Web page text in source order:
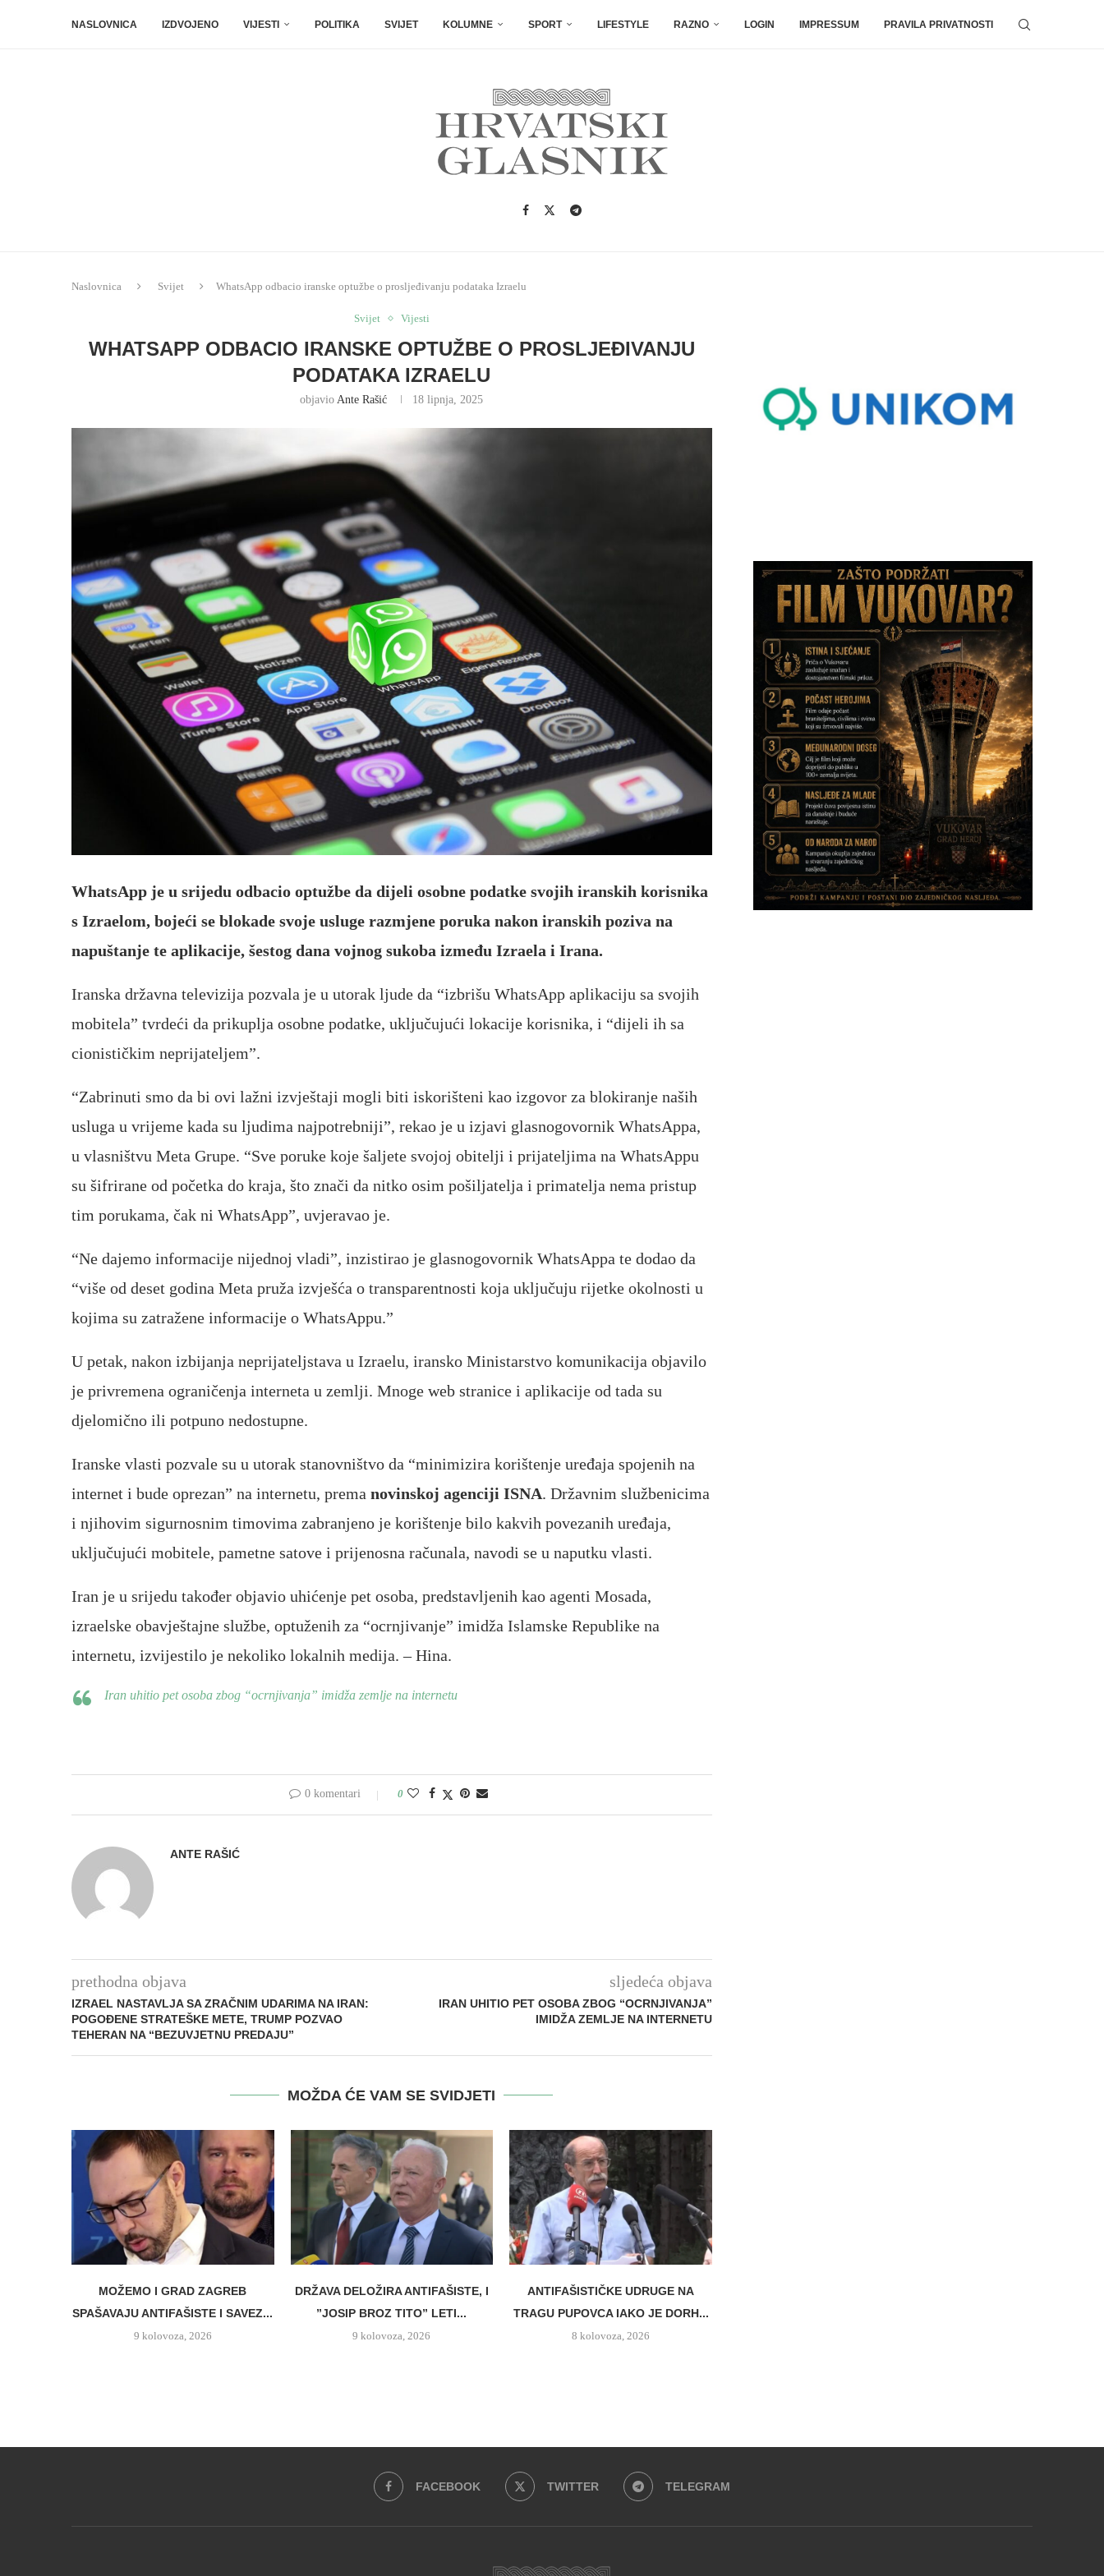
NASLOVNICA IZDVOJENO VIJESTI POLITIKA SVIJET KOLUMNE SPORT LIFESTYLE RAZNO LOGIN IMPRESSUM PRAVILA PRIVATNOSTI
Naslovnica Svijet WhatsApp odbacio iranske optužbe o prosljeđivanju podataka Izraelu
Svijet Vijesti
WHATSAPP ODBACIO IRANSKE OPTUŽBE O PROSLJEĐIVANJU
PODATAKA IZRAELU
objavioAnte Rašić 18 lipnja, 2025
WhatsApp je u srijedu odbacio optužbe da dijeli osobne podatke svojih iranskih korisnika
s Izraelom, bojeći se blokade svoje usluge razmjene poruka nakon iranskih poziva na
napuštanje te aplikacije, šestog dana vojnog sukoba između Izraela i Irana.
Iranska državna televizija pozvala je u utorak ljude da “izbrišu WhatsApp aplikaciju sa svojih
mobitela” tvrdeći da prikuplja osobne podatke, uključujući lokacije korisnika, i “dijeli ih sa
cionističkim neprijateljem”.
“Zabrinuti smo da bi ovi lažni izvještaji mogli biti iskorišteni kao izgovor za blokiranje naših
usluga u vrijeme kada su ljudima najpotrebniji”, rekao je u izjavi glasnogovornik WhatsAppa,
u vlasništvu Meta Grupe. “Sve poruke koje šaljete svojoj obitelji i prijateljima na WhatsAppu
su šifrirane od početka do kraja, što znači da nitko osim pošiljatelja i primatelja nema pristup
tim porukama, čak ni WhatsApp”, uvjeravao je.
“Ne dajemo informacije nijednoj vladi”, inzistirao je glasnogovornik WhatsAppa te dodao da
“više od deset godina Meta pruža izvješća o transparentnosti koja uključuju rijetke okolnosti u
kojima su zatražene informacije o WhatsAppu.”
U petak, nakon izbijanja neprijateljstava u Izraelu, iransko Ministarstvo komunikacija objavilo
je privremena ograničenja interneta u zemlji. Mnoge web stranice i aplikacije od tada su
djelomično ili potpuno nedostupne.
Iranske vlasti pozvale su u utorak stanovništvo da “minimizira korištenje uređaja spojenih na
internet i bude oprezan” na internetu, prema novinskoj agenciji ISNA. Državnim službenicima
i njihovim sigurnosnim timovima zabranjeno je korištenje bilo kakvih povezanih uređaja,
uključujući mobitele, pametne satove i prijenosna računala, navodi se u naputku vlasti.
Iran je u srijedu također objavio uhićenje pet osoba, predstavljenih kao agenti Mosada,
izraelske obavještajne službe, optuženih za “ocrnjivanje” imidža Islamske Republike na
internetu, izvijestilo je nekoliko lokalnih medija. – Hina.
Iran uhitio pet osoba zbog “ocrnjivanja” imidža zemlje na internetu
0 komentari 0
ANTE RAŠIĆ
prethodna objava
IZRAEL NASTAVLJA SA ZRAČNIM UDARIMA NA IRAN:
POGOĐENE STRATEŠKE METE, TRUMP POZVAO
TEHERAN NA “BEZUVJETNU PREDAJU”
sljedeća objava
IRAN UHITIO PET OSOBA ZBOG “OCRNJIVANJA”
IMIDŽA ZEMLJE NA INTERNETU
MOŽDA ĆE VAM SE SVIDJETI
MOŽEMO I GRAD ZAGREB
SPAŠAVAJU ANTIFAŠISTE I SAVEZ...
9 kolovoza, 2026
DRŽAVA DELOŽIRA ANTIFAŠISTE, I
”JOSIP BROZ TITO” LETI...
9 kolovoza, 2026
ANTIFAŠISTIČKE UDRUGE NA
TRAGU PUPOVCA IAKO JE DORH...
8 kolovoza, 2026
FACEBOOK TWITTER TELEGRAM